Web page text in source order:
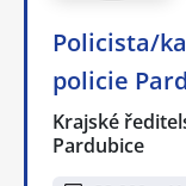
Policista/
policie
Krajské
Pardubice